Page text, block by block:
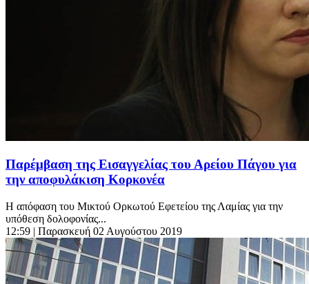
Παρέμβαση της Εισαγγελίας του Αρείου Πάγου για
την αποφυλάκιση Κορκονέα
Η απόφαση του Μικτού Ορκωτού Εφετείου της Λαμίας για την
υπόθεση δολοφονίας...
12:59 | Παρασκευή 02 Αυγούστου 2019